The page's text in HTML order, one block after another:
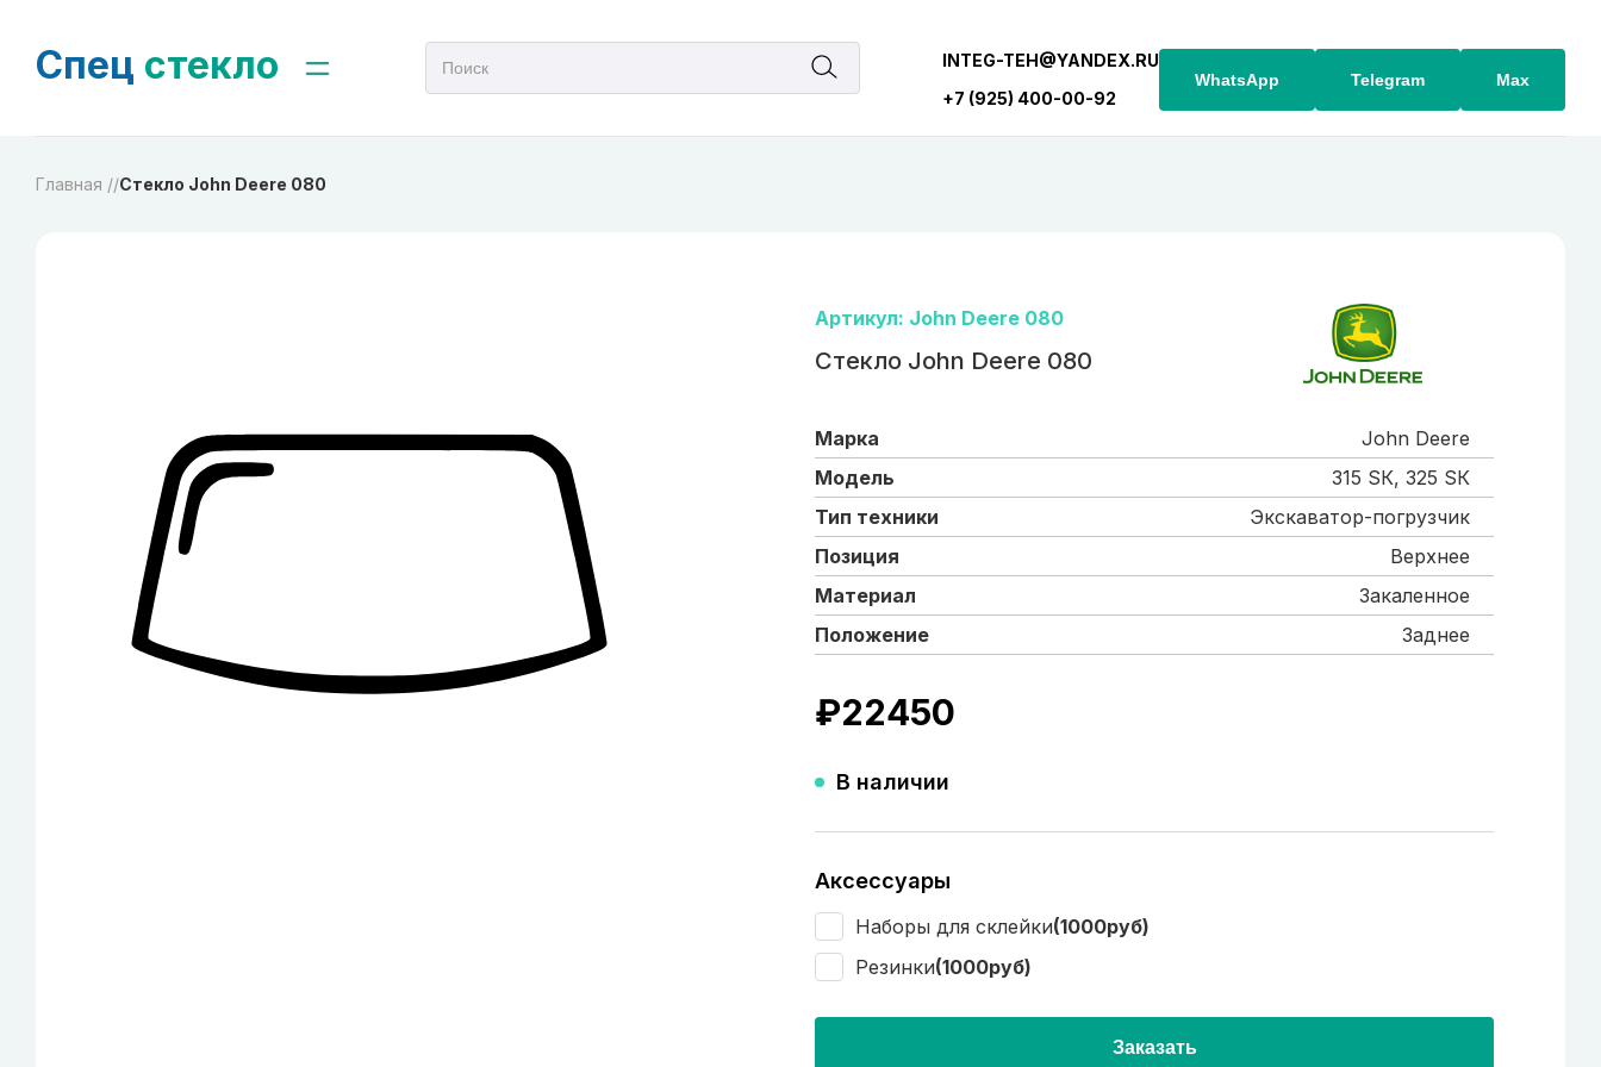
Спец стекло
INTEG-TEH@YANDEX.RU
+7 (925) 400-00-92
WhatsApp Telegram Max
Главная //Стекло John Deere 080
Артикул: John Deere 080
Стекло John Deere 080
Марка
John Deere
Модель
315 SК, 325 SК
Тип техники
Экскаватор-погрузчик
Позиция
Верхнее
Материал
Закаленное
Положение
Заднее
₽22450
В наличии
Аксессуары
Наборы для склейки(1000руб)
Резинки(1000руб)
Заказать